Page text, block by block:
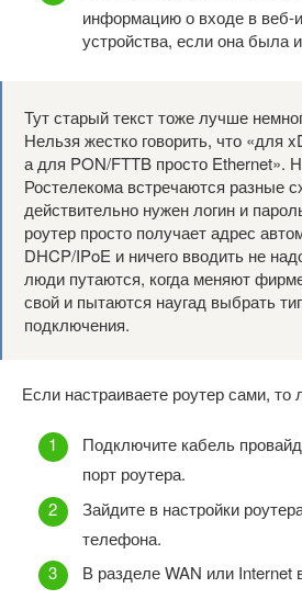
информацию о входе в веб-
устройства, если она была
Тут старый текст тоже лучше
Нельзя жестко говорить, что «для
а для PON/FTTB просто Ethernet».
Ростелекома встречаются разные
действительно нужен логин и
роутер просто получает адрес
DHCP/IPoE и ничего вводить не
люди путаются, когда меняют
свой и пытаются наугад выбрать
подключения.
Если настраиваете роутер сами, то
Подключите кабель
порт роутера.
Зайдите в настройки
телефона.
В разделе WAN или Internet